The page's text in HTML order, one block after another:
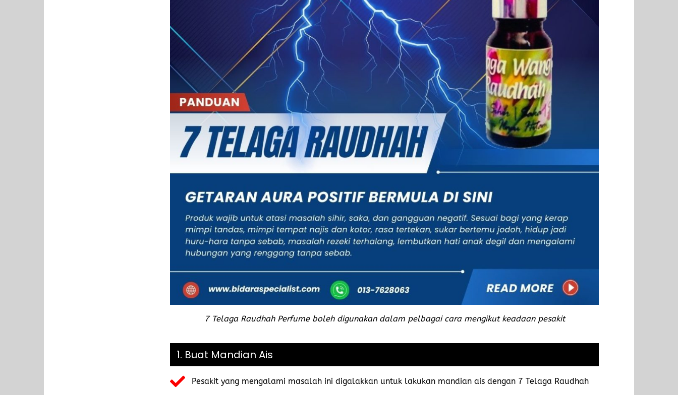
7 Telaga Raudhah Perfume boleh digunakan dalam pelbagai cara mengikut keadaan pesakit
1. Buat Mandian Ais
Pesakit yang mengalami masalah ini digalakkan untuk lakukan mandian ais dengan 7 Telaga Raudhah